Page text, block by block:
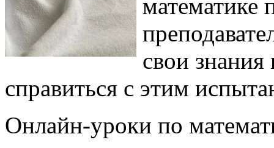
математике
свои
справиться с этим
Онлайн-уроки по